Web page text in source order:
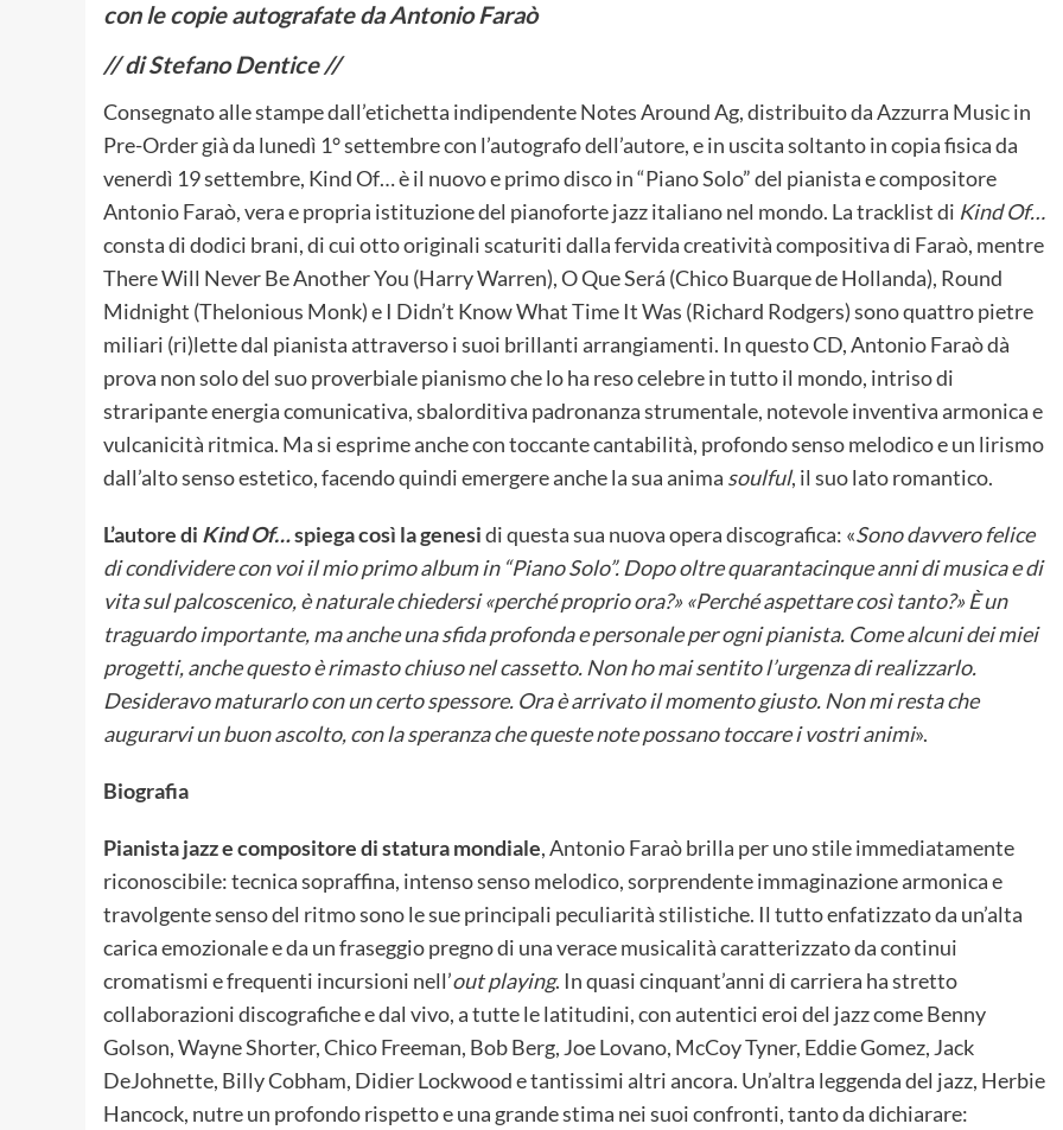
con le copie autografate da Antonio Faraò
// di Stefano Dentice //
Consegnato alle stampe dall’etichetta indipendente Notes Around Ag, distribuito da Azzurra Music in
Pre-Order già da lunedì 1° settembre con l’autografo dell’autore, e in uscita soltanto in copia fisica da
venerdì 19 settembre, Kind Of… è il nuovo e primo disco in “Piano Solo” del pianista e compositore
Antonio Faraò, vera e propria istituzione del pianoforte jazz italiano nel mondo. La tracklist di Kind Of…
consta di dodici brani, di cui otto originali scaturiti dalla fervida creatività compositiva di Faraò, mentre
There Will Never Be Another You (Harry Warren), O Que Será (Chico Buarque de Hollanda), Round
Midnight (Thelonious Monk) e I Didn’t Know What Time It Was (Richard Rodgers) sono quattro pietre
miliari (ri)lette dal pianista attraverso i suoi brillanti arrangiamenti. In questo CD, Antonio Faraò dà
prova non solo del suo proverbiale pianismo che lo ha reso celebre in tutto il mondo, intriso di
straripante energia comunicativa, sbalorditiva padronanza strumentale, notevole inventiva armonica e
vulcanicità ritmica. Ma si esprime anche con toccante cantabilità, profondo senso melodico e un lirismo
dall’alto senso estetico, facendo quindi emergere anche la sua anima soulful, il suo lato romantico.
L’autore di Kind Of…spiega così la genesidi questa sua nuova opera discografica: «Sono davvero felice
di condividere con voi il mio primo album in “Piano Solo”. Dopo oltre quarantacinque anni di musica e di
vita sul palcoscenico, è naturale chiedersi«perché proprio ora?» «Perché aspettare così tanto?» È un
traguardo importante, ma anche una sfida profonda e personale per ogni pianista. Come alcuni dei miei
progetti, anche questo è rimasto chiuso nel cassetto. Non ho mai sentito l’urgenza di realizzarlo.
Desideravo maturarlo con un certo spessore. Ora è arrivato il momento giusto. Non mi resta che
augurarvi un buon ascolto, con la speranza che queste note possano toccare i vostri animi».
Biografia
Pianista jazz e compositore di statura mondiale, Antonio Faraò brilla per uno stile immediatamente
riconoscibile: tecnica sopraffina, intenso senso melodico, sorprendente immaginazione armonica e
travolgente senso del ritmo sono le sue principali peculiarità stilistiche. Il tutto enfatizzato da un’alta
carica emozionale e da un fraseggio pregno di una verace musicalità caratterizzato da continui
cromatismi e frequenti incursioni nell’out playing. In quasi cinquant’anni di carriera ha stretto
collaborazioni discografiche e dal vivo, a tutte le latitudini, con autentici eroi del jazz come Benny
Golson, Wayne Shorter, Chico Freeman, Bob Berg, Joe Lovano, McCoy Tyner, Eddie Gomez, Jack
DeJohnette, Billy Cobham, Didier Lockwood e tantissimi altri ancora. Un’altra leggenda del jazz, Herbie
Hancock, nutre un profondo rispetto e una grande stima nei suoi confronti, tanto da dichiarare: